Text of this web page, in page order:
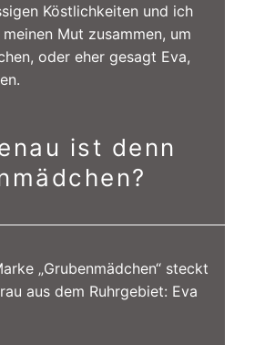
Köstlichkeiten und ich
Mut zusammen, um
oder eher gesagt Eva,
ist denn
„Grubenmädchen“ steckt
aus dem Ruhrgebiet: Eva